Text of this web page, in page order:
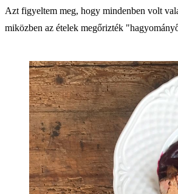
Azt figyeltem meg, hogy mindenben volt
miközben az ételek megőrizték